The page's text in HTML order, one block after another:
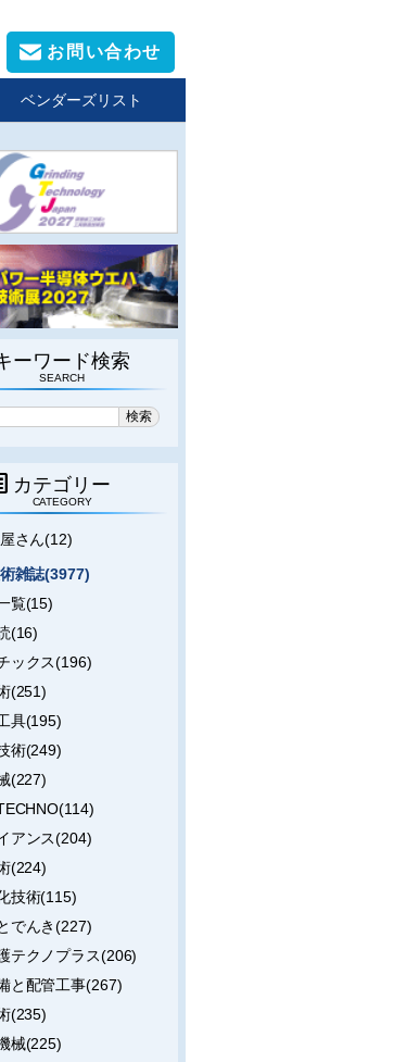
お問い合わせ
ベンダーズリスト
ーワード検索
SEARCH
カテゴリー
CATEGORY
さん(12)
雑誌(3977)
覧(15)
(16)
ックス(196)
(251)
具(195)
術(249)
(227)
アンス(204)
(224)
技術(115)
でんき(227)
テクノプラス(206)
と配管工事(267)
(235)
械(225)